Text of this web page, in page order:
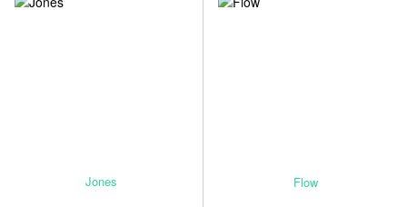
Jones Flow